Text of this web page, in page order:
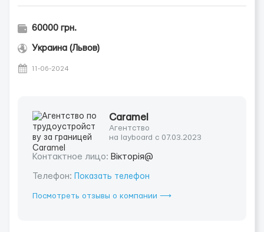
60000 грн.
Украина (Львов)
11-06-2024
Caramel
Агентство
на layboard с 07.03.2023
Контактное лицо: Вікторія@
Телефон: Показать телефон
Посмотреть отзывы о компании ⟶